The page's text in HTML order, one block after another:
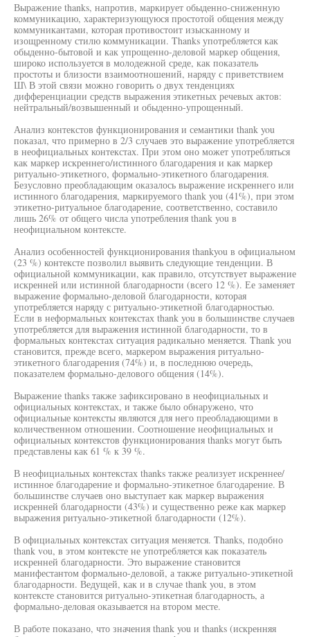
Выражение thanks, напротив, маркирует обыденно-сниженную
коммуникацию, характеризующуюся простотой общения между
коммуникантами, которая противостоит изысканному и
изощренному стилю коммуникации. Thanks употребляется как
обыденно-бытовой и как упрощенно-деловой маркер общения,
широко используется в молодежной среде, как показатель
простоты и близости взаимоотношений, наряду с приветствием
Ш\ В этой связи можно говорить о двух тенденциях
дифференциации средств выражения этикетных речевых актов:
нейтральный/возвышенный и обыденно-упрощенный.
Анализ контекстов функционирования и семантики thank you
показал, что примерно в 2/3 случаев это выражение употребляется
в неофициальных контекстах. При этом оно может употребляться
как маркер искреннего/истинного благодарения и как маркер
ритуально-этикетного, формально-этикетного благодарения.
Безусловно преобладающим оказалось выражение искреннего или
истинного благодарения, маркируемого thank you (41%), при этом
этикетно-ритуальное благодарение, соответственно, составило
лишь 26% от общего числа употребления thank you в
неофициальном контексте.
Анализ особенностей функционирования thankyou в официальном
(23 %) контексте позволил выявить следующие тенденции. В
официальной коммуникации, как правило, отсутствует выражение
искренней или истинной благодарности (всего 12 %). Ее заменяет
выражение формально-деловой благодарности, которая
употребляется наряду с ритуально-этикетной благодарностью.
Если в неформальных контекстах thank you в большинстве случаев
употребляется для выражения истинной благодарности, то в
формальных контекстах ситуация радикально меняется. Thank you
становится, прежде всего, маркером выражения ритуально-
этикетного благодарения (74%) и, в последнюю очередь,
показателем формально-делового общения (14%).
Выражение thanks также зафиксировано в неофициальных и
официальных контекстах, и также было обнаружено, что
официальные контексты являются для него преобладающими в
количественном отношении. Соотношение неофициальных и
официальных контекстов функционирования thanks могут быть
представлены как 61 % к 39 %.
В неофициальных контекстах thanks также реализует искреннее/
истинное благодарение и формально-этикетное благодарение. В
большинстве случаев оно выступает как маркер выражения
искренней благодарности (43%) и существенно реже как маркер
выражения ритуально-этикетной благодарности (12%).
В официальных контекстах ситуация меняется. Thanks, подобно
thank vou, в этом контексте не употребляется как показатель
искренней благодарности. Это выражение становится
манифестантом формально-деловой, а также ритуально-этикетной
благодарности. Ведущей, как и в случае thank you, в этом
контексте становится ритуально-этикетная благодарность, а
формально-деловая оказывается на втором месте.
В работе показано, что значения thank you и thanks (искренняя